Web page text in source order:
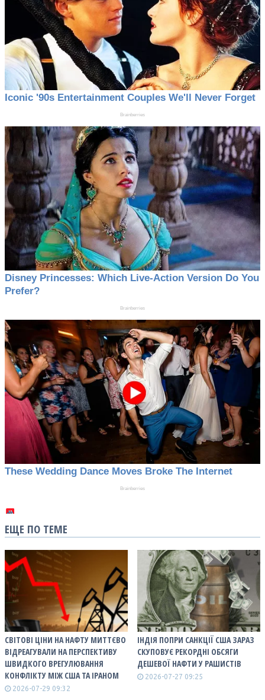
ЕЩЕ ПО ТЕМЕ
СВІТОВІ ЦІНИ НА НАФТУ МИТТЄВО
ВІДРЕАГУВАЛИ НА ПЕРСПЕКТИВУ
ШВИДКОГО ВРЕГУЛЮВАННЯ
КОНФЛІКТУ МІЖ США ТА ІРАНОМ
2026-07-29 09:32
ІНДІЯ ПОПРИ САНКЦІЇ США ЗАРАЗ
СКУПОВУЄ РЕКОРДНІ ОБСЯГИ
ДЕШЕВОЇ НАФТИ У РАШИСТІВ
2026-07-27 09:25